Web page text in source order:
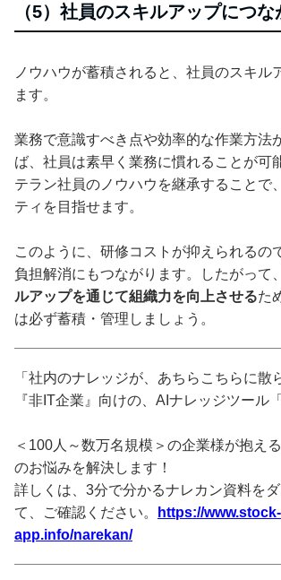
（5）社員のスキルアップにつな
ノウハウが蓄積されると、社員のスキル
ます。
業務で意識すべき点や効率的な作業方法
ば、社員は素早く業務に慣れることが可
テラン社員のノウハウを継承することで
ティを目指せます。
このように、研修コストが抑えられるの
負担解消にもつながります。したがって、
ルアップを通じて組織力を向上させるた
は必ず蓄積・管理しましょう。
「社内のナレッジが、あちらこちらに散
『非IT企業』向けの、AIナレッジツール
＜100人～数万名規模＞の企業様が抱え
のお悩みを解決します！
詳しくは、3分で分かるナレカン資料を
て、ご確認ください。
https://www.stock-
app.info/narekan/